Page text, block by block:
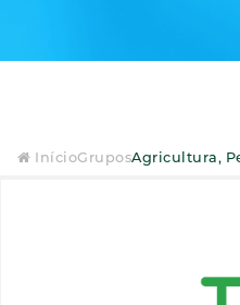
InícioGruposAgricultura,